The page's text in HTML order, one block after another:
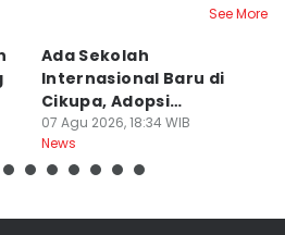
See More
Ada Sekolah
Internasional Baru di
Cikupa, Adopsi
Kurikulum Singapura
07 Agu 2026, 18:34 WIB
News